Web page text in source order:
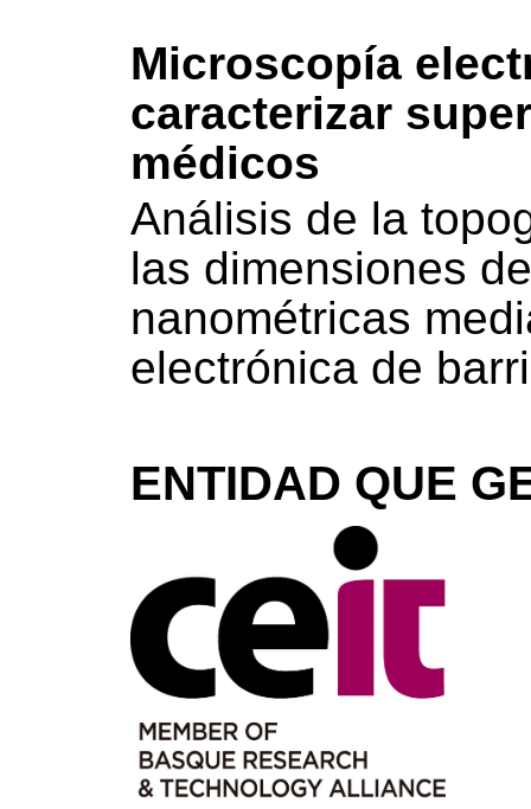
Microscopía
caracterizar
médicos
Análisis de la
las dimensiones
nanométricas
electrónica de
ENTIDAD QUE